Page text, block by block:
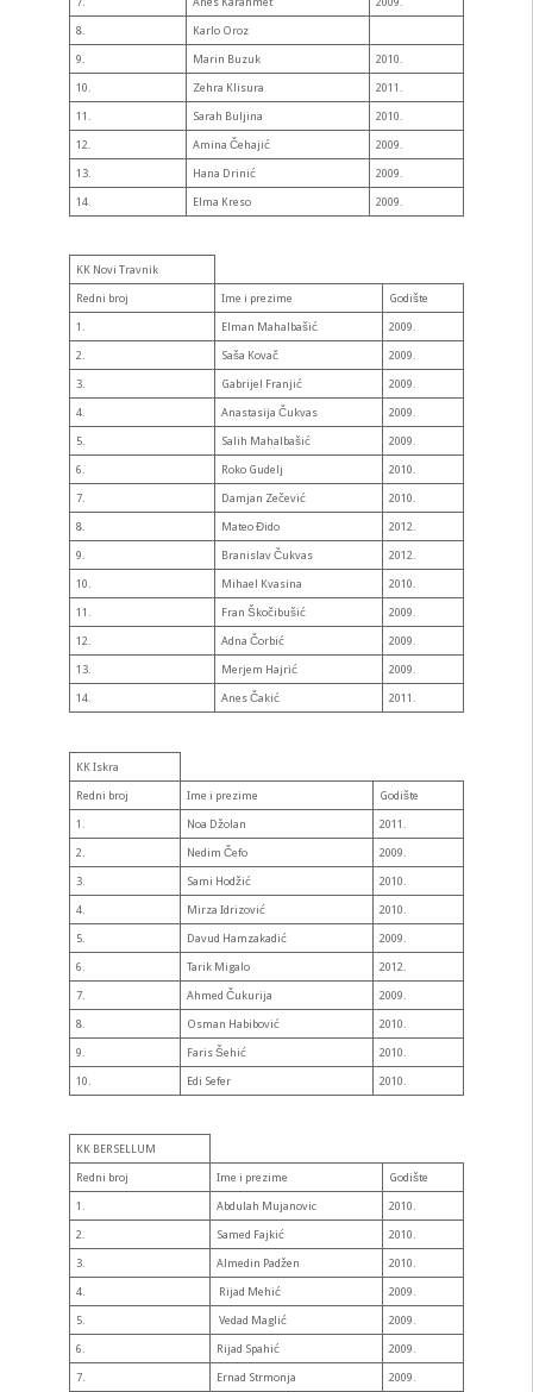
8. Karlo Oroz
9. Marin Buzuk 2010.
10. Zehra Klisura 2011.
11. Sarah Buljina 2010.
12. Amina Čehajić 2009.
13. Hana Drinić 2009.
14. Elma Kreso 2009.
KK Novi Travnik
Redni broj Ime i prezime Godište
1. Elman Mahalbašić 2009.
2. Saša Kovač 2009.
3. Gabrijel Franjić 2009.
4. Anastasija Čukvas 2009.
5. Salih Mahalbašić 2009.
6. Roko Gudelj 2010.
7. Damjan Zečević 2010.
8. Mateo Đido 2012.
9. Branislav Čukvas 2012.
10. Mihael Kvasina 2010.
11. Fran Škočibušić 2009.
12. Adna Čorbić 2009.
13. Merjem Hajrić 2009.
14. Anes Čakić 2011.
KK Iskra
Redni broj Ime i prezime Godište
1. Noa Džolan 2011.
2. Nedim Čefo 2009.
3. Sami Hodžić 2010.
4. Mirza Idrizović 2010.
5. Davud Hamzakadić 2009.
6. Tarik Migalo 2012.
7. Ahmed Čukurija 2009.
8. Osman Habibović 2010.
9. Faris Šehić 2010.
10. Edi Sefer 2010.
KK BERSELLUM
Redni broj Ime i prezime Godište
1. Abdulah Mujanovic 2010.
2. Samed Fajkić 2010.
3. Almedin Padžen 2010.
4. Rijad Mehić 2009.
5. Vedad Maglić 2009.
6. Rijad Spahić 2009.
7. Ernad Strmonja 2009.